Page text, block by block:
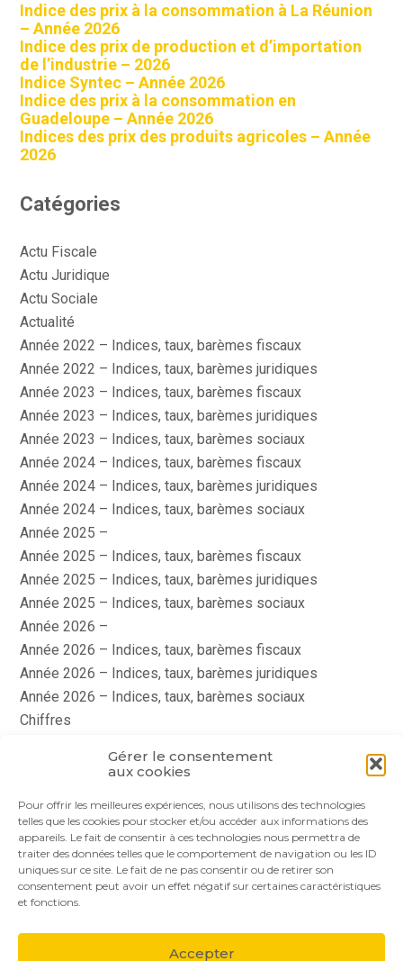
Gérer le consentement
aux cookies
Pour offrir les meilleures expériences, nous utilisons des technologies
telles que les cookies pour stocker et/ou accéder aux informations des
appareils. Le fait de consentir à ces technologies nous permettra de
traiter des données telles que le comportement de navigation ou les ID
uniques sur ce site. Le fait de ne pas consentir ou de retirer son
consentement peut avoir un effet négatif sur certaines caractéristiques
et fonctions.
Accepter
Indice des prix à la consommation à La Réunion
– Année 2026
Indice des prix de production et d’importation
de l’industrie – 2026
Indice Syntec – Année 2026
Indice des prix à la consommation en
Guadeloupe – Année 2026
Indices des prix des produits agricoles – Année
2026
Catégories
Actu Fiscale
Actu Juridique
Actu Sociale
Actualité
Année 2022 – Indices, taux, barèmes fiscaux
Année 2022 – Indices, taux, barèmes juridiques
Année 2023 – Indices, taux, barèmes fiscaux
Année 2023 – Indices, taux, barèmes juridiques
Année 2023 – Indices, taux, barèmes sociaux
Année 2024 – Indices, taux, barèmes fiscaux
Année 2024 – Indices, taux, barèmes juridiques
Année 2024 – Indices, taux, barèmes sociaux
Année 2025 –
Année 2025 – Indices, taux, barèmes fiscaux
Année 2025 – Indices, taux, barèmes juridiques
Année 2025 – Indices, taux, barèmes sociaux
Année 2026 –
Année 2026 – Indices, taux, barèmes fiscaux
Année 2026 – Indices, taux, barèmes juridiques
Année 2026 – Indices, taux, barèmes sociaux
Chiffres
Le coin du dirigeant
Footer